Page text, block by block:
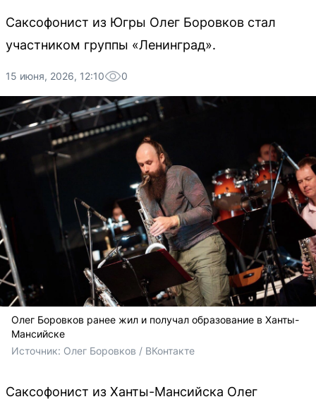
Саксофонист из Югры Олег Боровков стал
участником группы «Ленинград».
15 июня, 2026, 12:10 0
Олег Боровков ранее жил и получал образование в Ханты-
Мансийске
Источник: Олег Боровков / ВКонтакте
Саксофонист из Ханты-Мансийска Олег